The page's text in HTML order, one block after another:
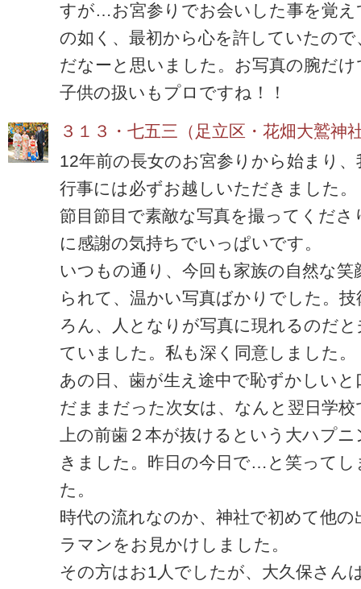
すが…お宮参りでお会いした事を覚え
の如く、最初から心を許していたので
だなーと思いました。お写真の腕だけ
子供の扱いもプロですね！！
３１３・七五三（足立区・花畑大鷲神
12年前の長女のお宮参りから始まり、
行事には必ずお越しいただきました。
節目節目で素敵な写真を撮ってくださ
に感謝の気持ちでいっぱいです。
いつもの通り、今回も家族の自然な笑
られて、温かい写真ばかりでした。
ろん、人となりが写真に現れるのだ
ていました。私も深く同意しました。
あの日、歯が生え途中で恥ずかしいと
だままだった次女は、なんと翌日学校
上の前歯２本が抜けるという大ハプ
きました。昨日の今日で…と笑ってし
た。
時代の流れなのか、神社で初めて他の
ラマンをお見かけしました。
その方はお1人でしたが、大久保さん